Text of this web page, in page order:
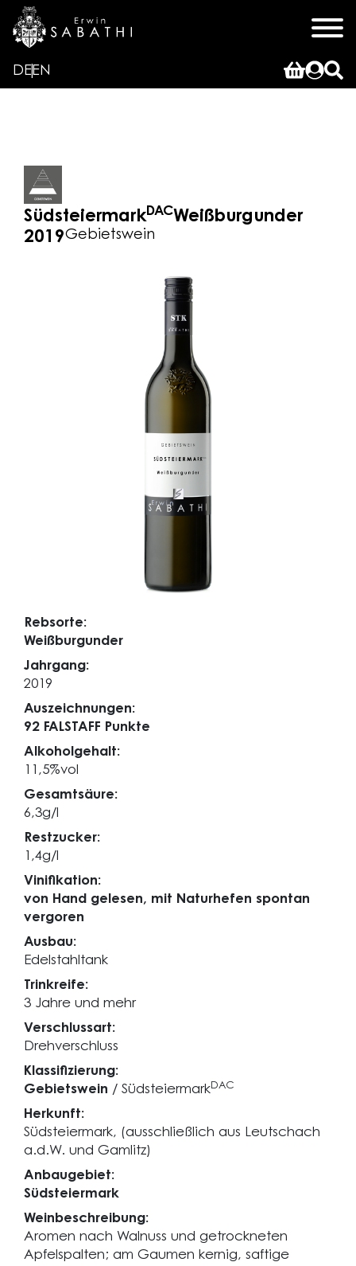
DEEN
SüdsteiermarkDACWeißburgunder
2019Gebietswein
Rebsorte:
Weißburgunder
Jahrgang:
2019
Auszeichnungen:
92 FALSTAFF Punkte
Alkoholgehalt:
11,5%vol
Gesamtsäure:
6,3g/l
Restzucker:
1,4g/l
Vinifikation:
von Hand gelesen, mit Naturhefen spontan
vergoren
Ausbau:
Edelstahltank
Trinkreife:
3 Jahre und mehr
Verschlussart:
Drehverschluss
Klassifizierung:
Gebietswein / SüdsteiermarkDAC
Herkunft:
Südsteiermark, (ausschließlich aus Leutschach
a.d.W. und Gamlitz)
Anbaugebiet:
Südsteiermark
Weinbeschreibung:
Aromen nach Walnuss und getrockneten
Apfelspalten; am Gaumen kernig, saftige